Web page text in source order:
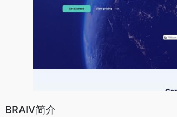
BRAIV简介